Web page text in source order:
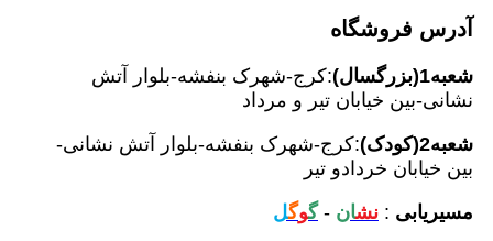
آدرس فروشگاه
شعبه1(بزرگسال)
:کرج-شهرک بنفشه-بلوار آتش
نشانی-بین خیابان تیر و مرداد
شعبه2(کودک)
:کرج-شهرک بنفشه-بلوار آتش نشانی-
بین خیابان خردادو تیر
مسیریابی : نشان -گوگل